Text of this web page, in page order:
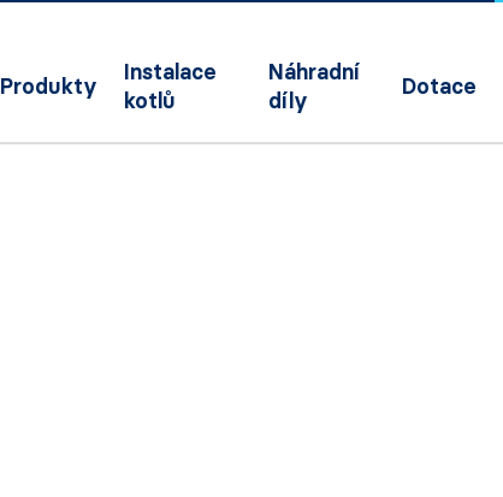
Produkty
Instalace
kotlů
Náhradní
díly
Dotace